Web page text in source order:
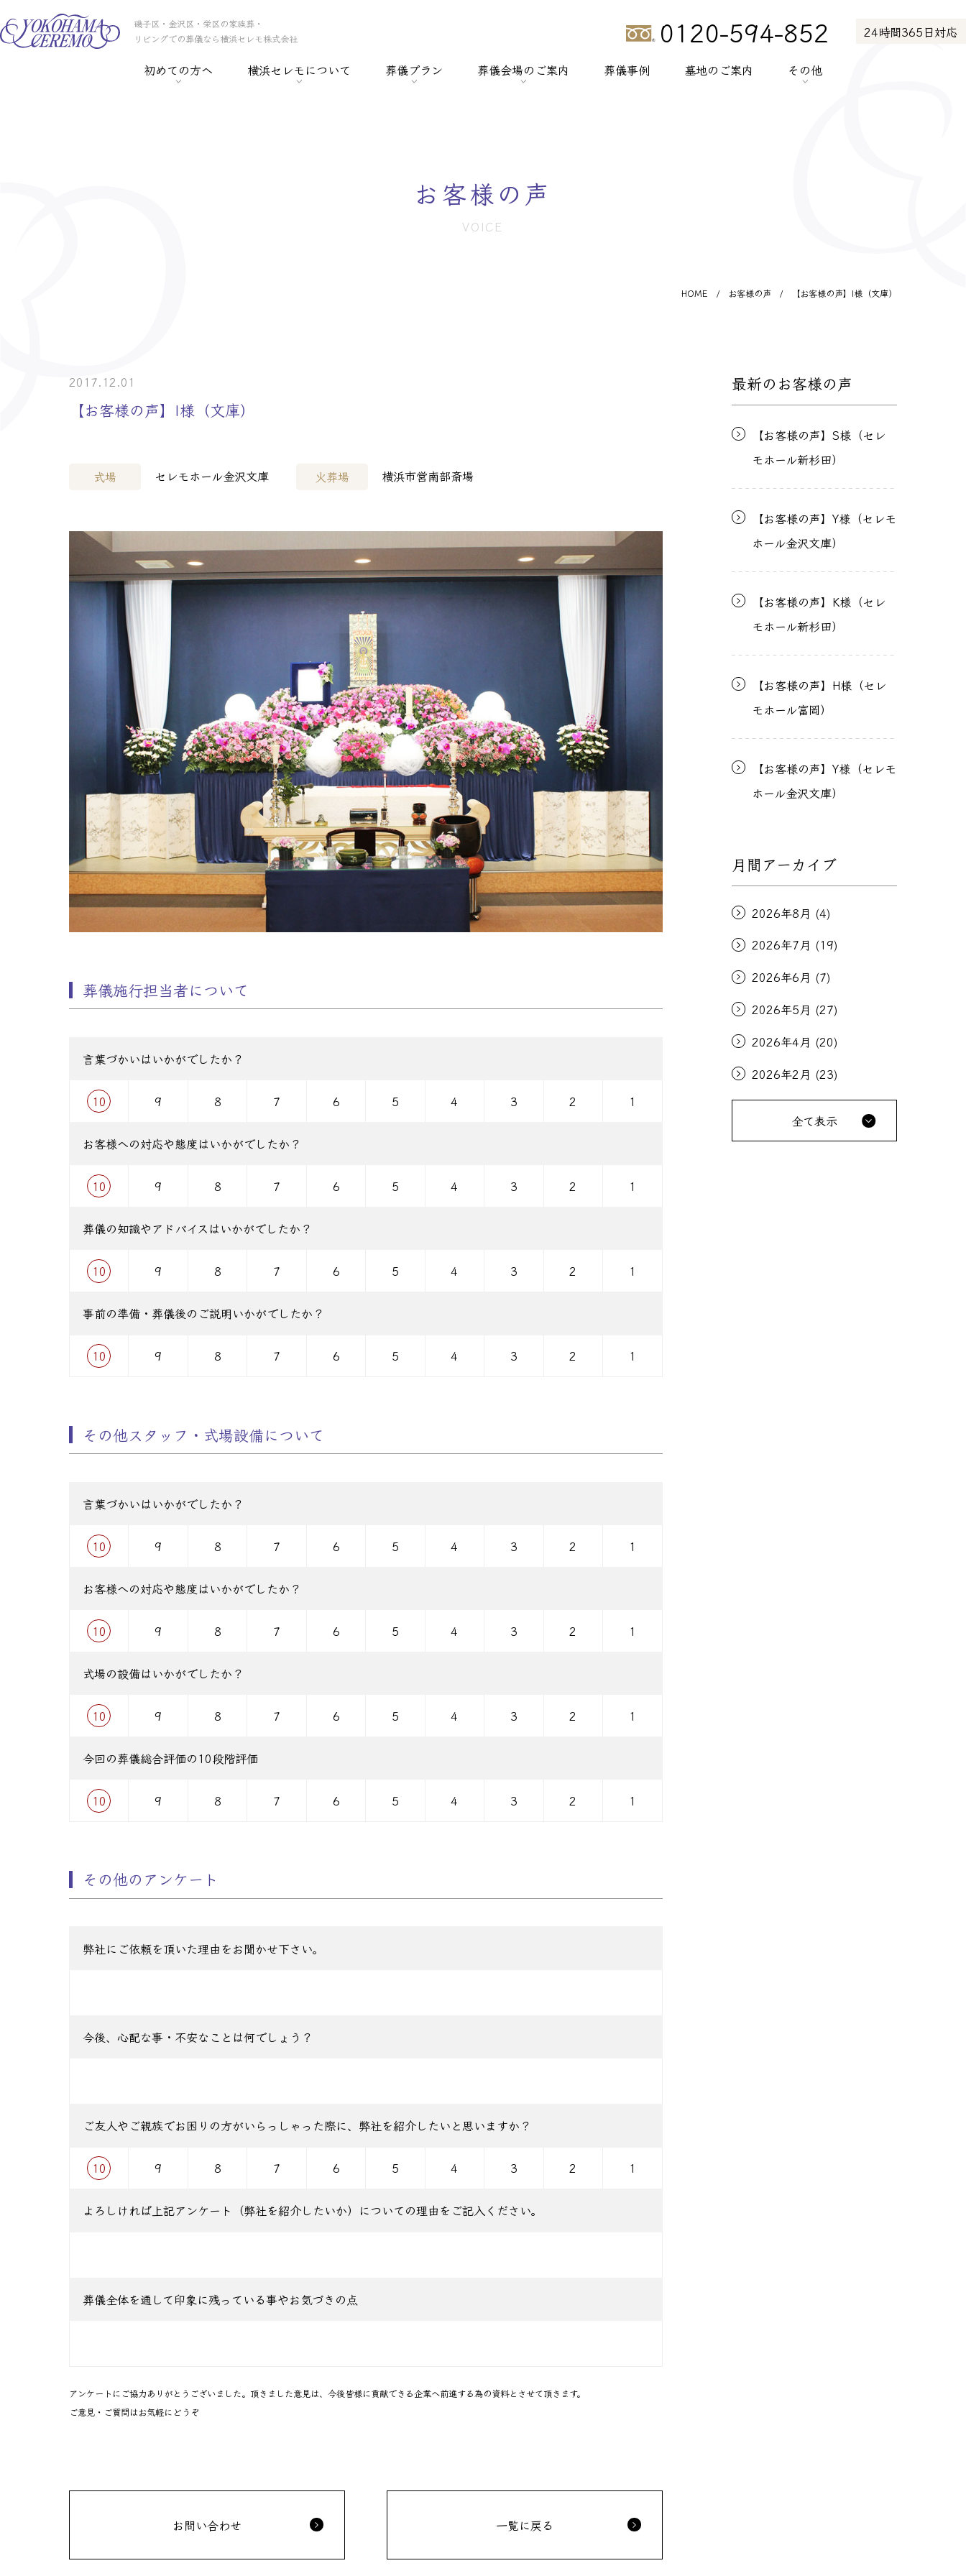
磯子区・金沢区・栄区の家族葬・
リビングでの葬儀なら横浜セレモ株式会社
0120-594-852 24時間365日対応
初めての方へ 横浜セレモについて 葬儀プラン 葬儀会場のご案内
> セレモホール富岡
葬儀事例 墓地のご案内 その他
> サイトポリシー
お客様の声
VOICE
HOME / お客様の声/ 【お客様の声】I様（文庫）
2017.12.01
【お客様の声】I様（文庫）
式場 セレモホール金沢文庫 火葬場 横浜市営南部斎場
葬儀施行担当者について
言葉づかいはいかがでしたか？
10 9 8 7 6 5 4 3 2 1
お客様への対応や態度はいかがでしたか？
10 9 8 7 6 5 4 3 2 1
葬儀の知識やアドバイスはいかがでしたか？
10 9 8 7 6 5 4 3 2 1
事前の準備・葬儀後のご説明いかがでしたか？
10 9 8 7 6 5 4 3 2 1
その他スタッフ・式場設備について
言葉づかいはいかがでしたか？
10 9 8 7 6 5 4 3 2 1
お客様への対応や態度はいかがでしたか？
10 9 8 7 6 5 4 3 2 1
式場の設備はいかがでしたか？
10 9 8 7 6 5 4 3 2 1
今回の葬儀総合評価の10段階評価
10 9 8 7 6 5 4 3 2 1
その他のアンケート
弊社にご依頼を頂いた理由をお聞かせ下さい。
今後、心配な事・不安なことは何でしょう？
ご友人やご親族でお困りの方がいらっしゃった際に、弊社を紹介したいと思いますか？
10 9 8 7 6 5 4 3 2 1
よろしければ上記アンケート（弊社を紹介したいか）についての理由をご記入ください。
葬儀全体を通して印象に残っている事やお気づきの点
アンケートにご協力ありがとうございました。頂きました意見は、今後皆様に貢献できる企業へ前進する為の資料とさせて頂きます。
ご意見・ご質問はお気軽にどうぞ
お問い合わせ 一覧に戻る
最新のお客様の声
【お客様の声】S様（セレ
モホール新杉田）
【お客様の声】Y様（セレモ
ホール金沢文庫）
【お客様の声】K様（セレ
モホール新杉田）
【お客様の声】H様（セレ
モホール富岡）
【お客様の声】Y様（セレモ
ホール金沢文庫）
月間アーカイブ
2026年8月 (4)
2026年7月 (19)
2026年6月 (7)
2026年5月 (27)
2026年4月 (20)
2026年2月 (23)
全て表示